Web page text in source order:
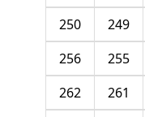
249
250
255
256
261
262